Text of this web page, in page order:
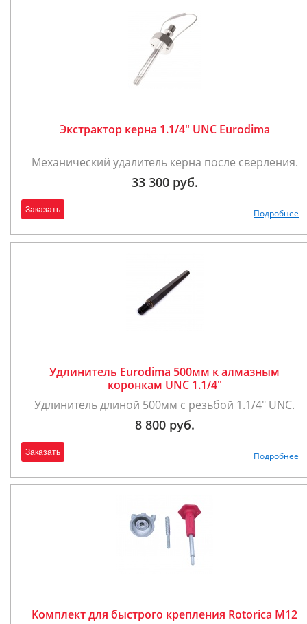
Экстрактор керна 1.1/4" UNC Eurodima
Механический удалитель керна после сверления.
33 300 руб.
Заказать Подробнее
Удлинитель Eurodima 500мм к алмазным
коронкам UNC 1.1/4"
Удлинитель длиной 500мм с резьбой 1.1/4" UNC.
8 800 руб.
Заказать Подробнее
Комплект для быстрого крепления Rotorica М12